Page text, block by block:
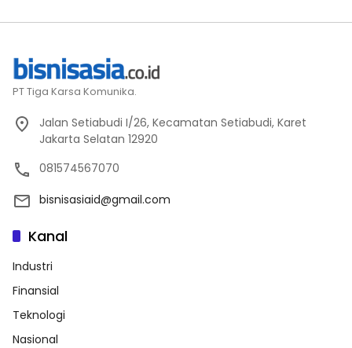
PT Tiga Karsa Komunika.
Jalan Setiabudi I/26, Kecamatan Setiabudi, Karet
Jakarta Selatan 12920
081574567070
bisnisasiaid@gmail.com
Kanal
Industri
Finansial
Teknologi
Nasional